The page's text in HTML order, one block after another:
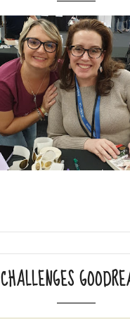
CHALLENGES